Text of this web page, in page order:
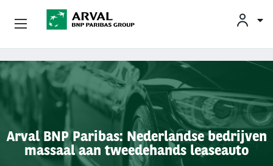
Overslaan en naar de inhoud gaan
Arval BNP Paribas: Nederlandse bedrijven
massaal aan tweedehands leaseauto
Zakelijk Leasen
Mobiliteit
Occasions